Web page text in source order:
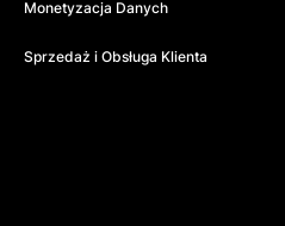
Monetyzacja Danych
Sprzedaż i Obsługa Klienta